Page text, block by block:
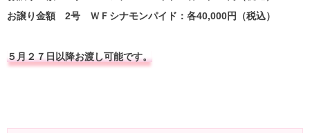
お譲り金額 2号 ＷＦシナモンパイド：各40,000円（税込）
５月２７日以降お渡し可能です。